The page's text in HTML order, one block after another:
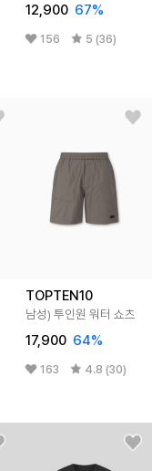
12,900 67%
156 5 (36)
TOPTEN10
남성) 투인원 워터 쇼츠
17,900 64%
163 4.8 (30)